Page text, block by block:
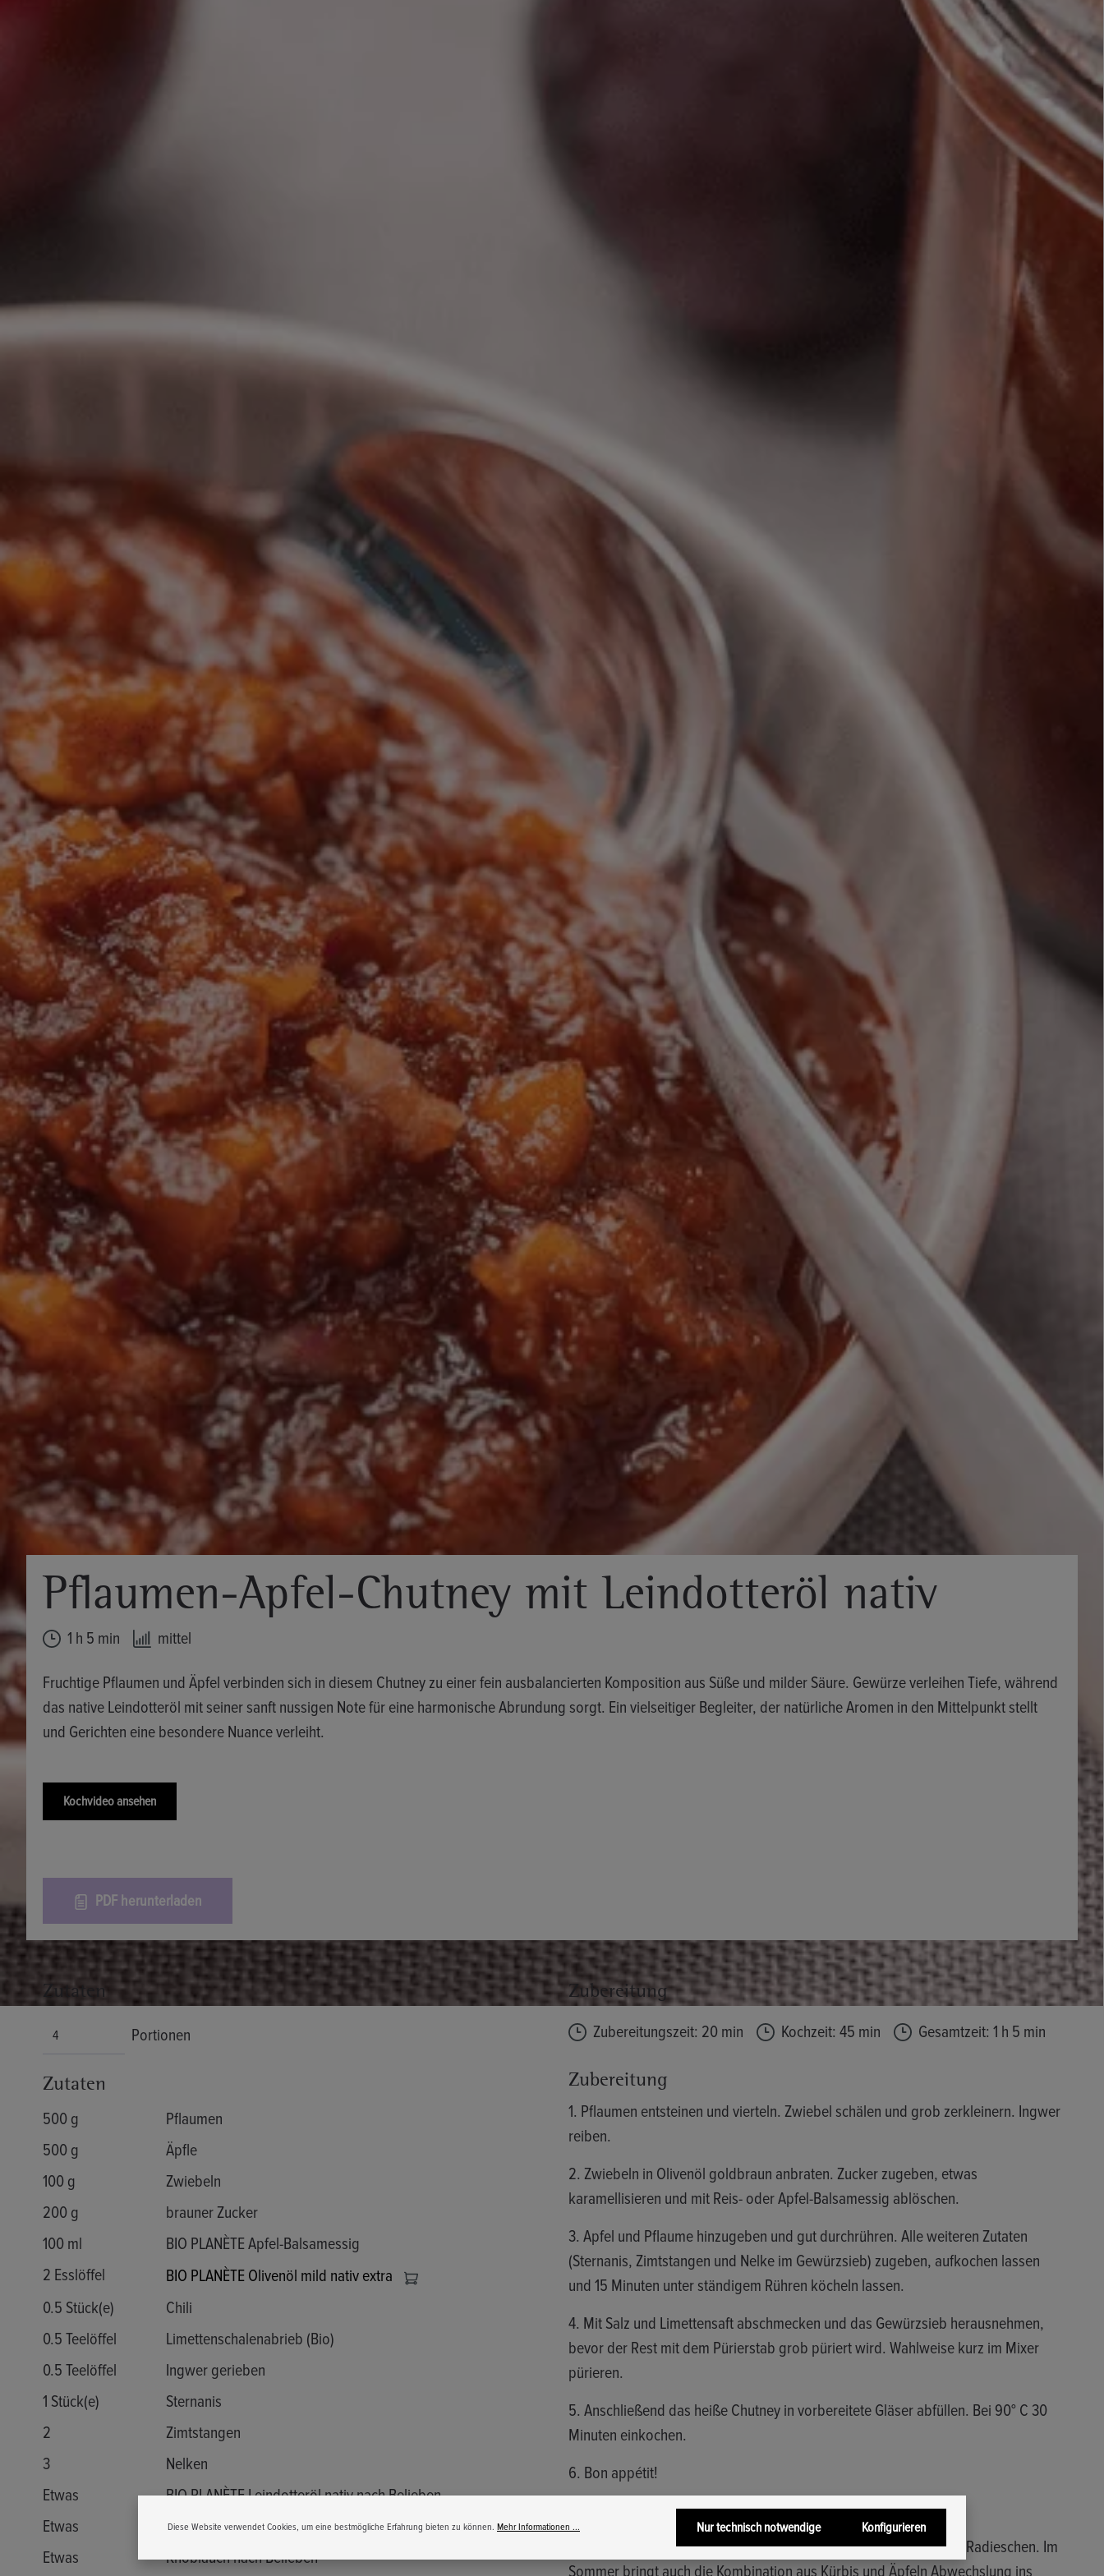
Pflaumen-Apfel-Chutney mit Leindotteröl nativ
1 h 5 min mittel
Fruchtige Pflaumen und Äpfel verbinden sich in diesem Chutney zu einer fein ausbalancierten Komposition aus Süße und milder Säure. Gewürze verleihen Tiefe, während
das native Leindotteröl mit seiner sanft nussigen Note für eine harmonische Abrundung sorgt. Ein vielseitiger Begleiter, der natürliche Aromen in den Mittelpunkt stellt
und Gerichten eine besondere Nuance verleiht.
Kochvideo ansehen
PDF herunterladen
Zutaten
Portionen
Zutaten
500 g
Pflaumen
500 g
Äpfle
100 g
Zwiebeln
200 g
brauner Zucker
100 ml
BIO PLANÈTE Apfel-Balsamessig
2 Esslöffel
BIO PLANÈTE Olivenöl mild nativ extra
0.5 Stück(e)
Chili
0.5 Teelöffel
Limettenschalenabrieb (Bio)
0.5 Teelöffel
Ingwer gerieben
1 Stück(e)
Sternanis
2
Zimtstangen
3
Nelken
Etwas
BIO PLANÈTE Leindotteröl nativ nach Belieben
Etwas
Salz
Etwas
Zubereitung
Zubereitungszeit: 20 min
Kochzeit: 45 min Gesamtzeit: 1 h 5 min
Zubereitung
1. Pflaumen entsteinen und vierteln. Zwiebel schälen und grob zerkleinern. Ingwer
reiben.
2. Zwiebeln in Olivenöl goldbraun anbraten. Zucker zugeben, etwas
karamellisieren und mit Reis- oder Apfel-Balsamessig ablöschen.
3. Apfel und Pflaume hinzugeben und gut durchrühren. Alle weiteren Zutaten
(Sternanis, Zimtstangen und Nelke im Gewürzsieb) zugeben, aufkochen lassen
und 15 Minuten unter ständigem Rühren köcheln lassen.
4. Mit Salz und Limettensaft abschmecken und das Gewürzsieb herausnehmen,
bevor der Rest mit dem Pürierstab grob püriert wird. Wahlweise kurz im Mixer
pürieren.
5. Anschließend das heiße Chutney in vorbereitete Gläser abfüllen. Bei 90° C 30
Minuten einkochen.
6. Bon appétit!
Abwandlung je nach Saison
1. Gute Kombinationen im Frühjahr sind zum Beispiel Rhabarber – Radieschen. Im
Sommer bringt auch die Kombination aus Kürbis und Äpfeln Abwechslung ins
Diese Website verwendet Cookies, um eine bestmögliche Erfahrung bieten zu können. Mehr Informationen ... Nur technisch notwendige Konfigurieren